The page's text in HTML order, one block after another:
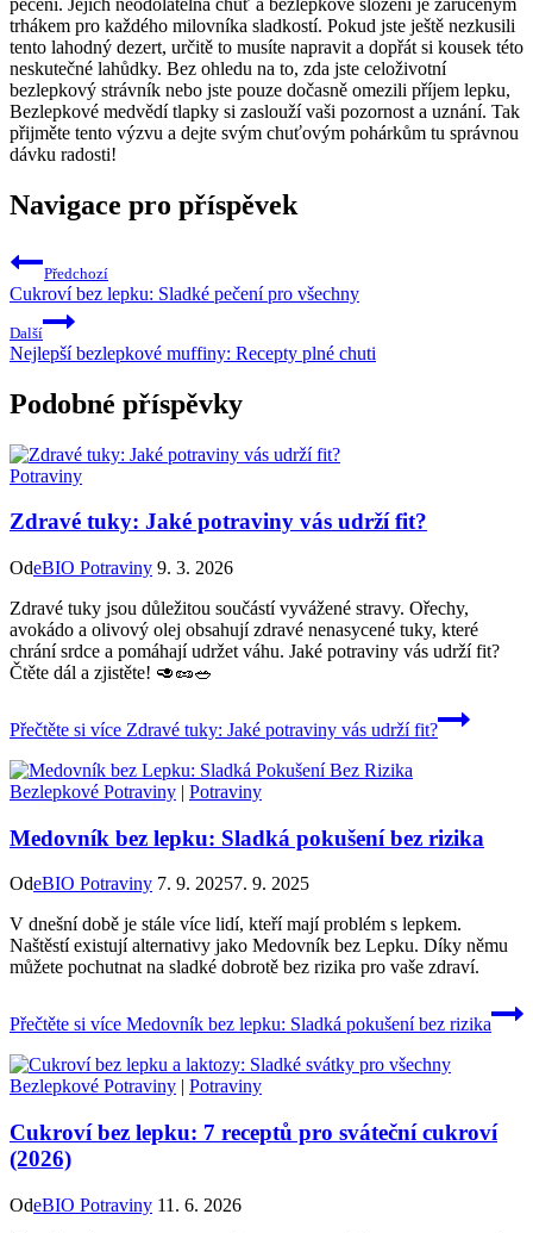
pečení. Jejich neodolatelná chuť a bezlepkové složení je zaručeným
trhákem pro každého milovníka sladkostí. Pokud jste ještě nezkusili
tento lahodný dezert, určitě to musíte napravit a dopřát si kousek této
neskutečné lahůdky. Bez ohledu na to, zda jste celoživotní
bezlepkový strávník nebo jste pouze dočasně omezili příjem lepku,
Bezlepkové medvědí tlapky si zaslouží vaši pozornost a uznání. Tak
přijměte tento výzvu a dejte svým chuťovým pohárkům tu správnou
dávku radosti!
Navigace pro příspěvek
Předchozí
Cukroví bez lepku: Sladké pečení pro všechny
Další
Nejlepší bezlepkové muffiny: Recepty plné chuti
Podobné příspěvky
Potraviny
Zdravé tuky: Jaké potraviny vás udrží fit?
OdeBIO Potraviny 9. 3. 2026
Zdravé tuky jsou důležitou součástí vyvážené stravy. Ořechy,
avokádo a olivový olej obsahují zdravé nenasycené tuky, které
chrání srdce a pomáhají udržet váhu. Jaké potraviny vás udrží fit?
Čtěte dál a zjistěte! 🥑🥜🥗
Přečtěte si více Zdravé tuky: Jaké potraviny vás udrží fit?
Bezlepkové Potraviny | Potraviny
Medovník bez lepku: Sladká pokušení bez rizika
OdeBIO Potraviny 7. 9. 20257. 9. 2025
V dnešní době je stále více lidí, kteří mají problém s lepkem.
Naštěstí existují alternativy jako Medovník bez Lepku. Díky němu
můžete pochutnat na sladké dobrotě bez rizika pro vaše zdraví.
Přečtěte si více Medovník bez lepku: Sladká pokušení bez rizika
Bezlepkové Potraviny Potraviny
Cukroví bez lepku: 7 receptů pro sváteční cukroví
(2026)
OdeBIO Potraviny 11. 6. 2026